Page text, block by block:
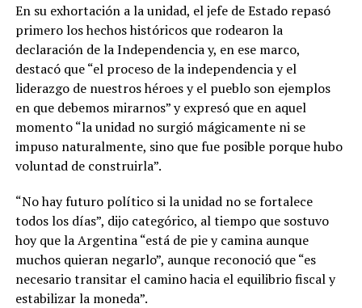
En su exhortación a la unidad, el jefe de Estado repasó
primero los hechos históricos que rodearon la
declaración de la Independencia y, en ese marco,
destacó que “el proceso de la independencia y el
liderazgo de nuestros héroes y el pueblo son ejemplos
en que debemos mirarnos” y expresó que en aquel
momento “la unidad no surgió mágicamente ni se
impuso naturalmente, sino que fue posible porque hubo
voluntad de construirla”.
“No hay futuro político si la unidad no se fortalece
todos los días”, dijo categórico, al tiempo que sostuvo
hoy que la Argentina “está de pie y camina aunque
muchos quieran negarlo”, aunque reconoció que “es
necesario transitar el camino hacia el equilibrio fiscal y
estabilizar la moneda”.